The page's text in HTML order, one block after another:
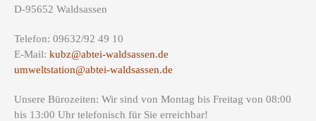
D-95652 Waldsassen
Telefon: 09632/92 49 10
E-Mail: kubz@abtei-waldsassen.de
umweltstation@abtei-waldsassen.de
Unsere Bürozeiten: Wir sind von Montag bis Freitag von 08:00
bis 13:00 Uhr telefonisch für Sie erreichbar!